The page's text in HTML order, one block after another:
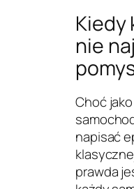
Kiedy
nie
Choć
napisać
prawda